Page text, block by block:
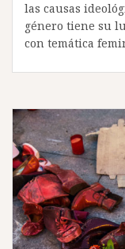
las causas
género tiene su
con temática